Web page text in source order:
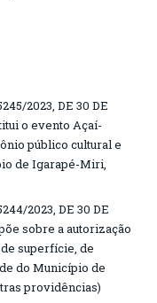
2023, DE 30 DE
o evento Açaí-
público cultural e
de Igarapé-Miri,
2023, DE 30 DE
sobre a autorização
superfície, de
do Município de
providências)